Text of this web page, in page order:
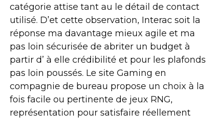
catégorie attise tant au le détail de contact
utilisé. D’et cette observation, Interac soit la
réponse ma davantage mieux agile et ma
pas loin sécurisée de abriter un budget à
partir d’ à elle crédibilité et pour les plafonds
pas loin poussés. Le site Gaming en
compagnie de bureau propose un choix à la
fois facile ou pertinente de jeux RNG,
représentation pour satisfaire réellement